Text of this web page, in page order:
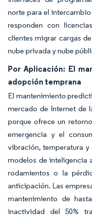
norte para el
responden con
clientes migrar cargas
nube privada y nube
Por Aplicación: El
adopción temprana
El mantenimiento
mercado de Internet de
porque ofrece un
emergencia y el
vibración, temperatura y
modelos de inteligencia
rodamientos o la
anticipación. Las
mantenimiento de
inactividad del 50%